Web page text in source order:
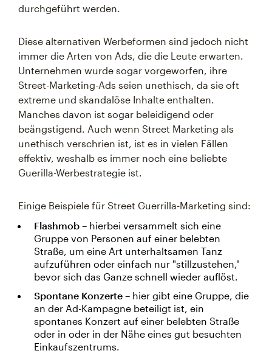
durchgeführt werden.
Diese alternativen Werbeformen sind jedoch nicht
immer die Arten von Ads, die die Leute erwarten.
Unternehmen wurde sogar vorgeworfen, ihre
Street-Marketing-Ads seien unethisch, da sie oft
extreme und skandalöse Inhalte enthalten.
Manches davon ist sogar beleidigend oder
beängstigend. Auch wenn Street Marketing als
unethisch verschrien ist, ist es in vielen Fällen
effektiv, weshalb es immer noch eine beliebte
Guerilla-Werbestrategie ist.
Einige Beispiele für Street Guerrilla-Marketing sind:
Flashmob – hierbei versammelt sich eine
Gruppe von Personen auf einer belebten
Straße, um eine Art unterhaltsamen Tanz
aufzuführen oder einfach nur "stillzustehen,"
bevor sich das Ganze schnell wieder auflöst.
Spontane Konzerte – hier gibt eine Gruppe, die
an der Ad-Kampagne beteiligt ist, ein
spontanes Konzert auf einer belebten Straße
oder in oder in der Nähe eines gut besuchten
Einkaufszentrums.